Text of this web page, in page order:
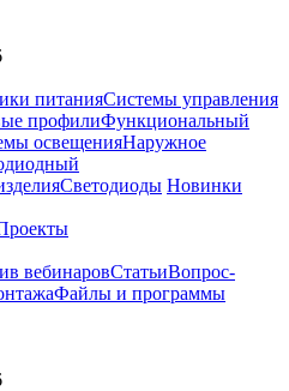
питанияСистемы управления
профилиФункциональный
освещенияНаружное
Светодиоды Новинки
вебинаровСтатьиВопрос-
Файлы и программы